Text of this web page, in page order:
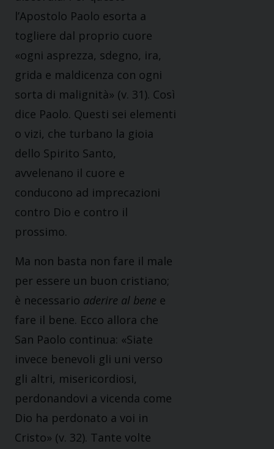
l’Apostolo Paolo esorta a
togliere dal proprio cuore
«ogni asprezza, sdegno, ira,
grida e maldicenza con ogni
sorta di malignità» (v. 31). Così
dice Paolo. Questi sei elementi
o vizi, che turbano la gioia
dello Spirito Santo,
avvelenano il cuore e
conducono ad imprecazioni
contro Dio e contro il
prossimo.
Ma non basta non fare il male
per essere un buon cristiano;
è necessario aderire al bene e
fare il bene. Ecco allora che
San Paolo continua: «Siate
invece benevoli gli uni verso
gli altri, misericordiosi,
perdonandovi a vicenda come
Dio ha perdonato a voi in
Cristo» (v. 32). Tante volte